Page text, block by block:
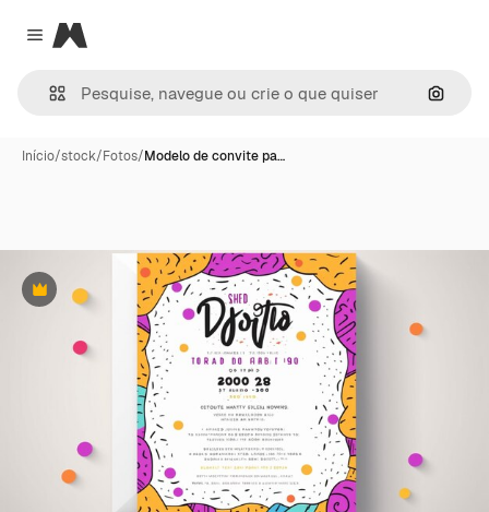
Close menu
Magnific
Início/stock/Fotos/Modelo de convite pa…
Premium